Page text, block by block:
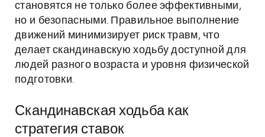
становятся не только более эффективными,
но и безопасными. Правильное выполнение
движений минимизирует риск травм, что
делает скандинавскую ходьбу доступной для
людей разного возраста и уровня физической
подготовки.
Скандинавская ходьба как
стратегия ставок